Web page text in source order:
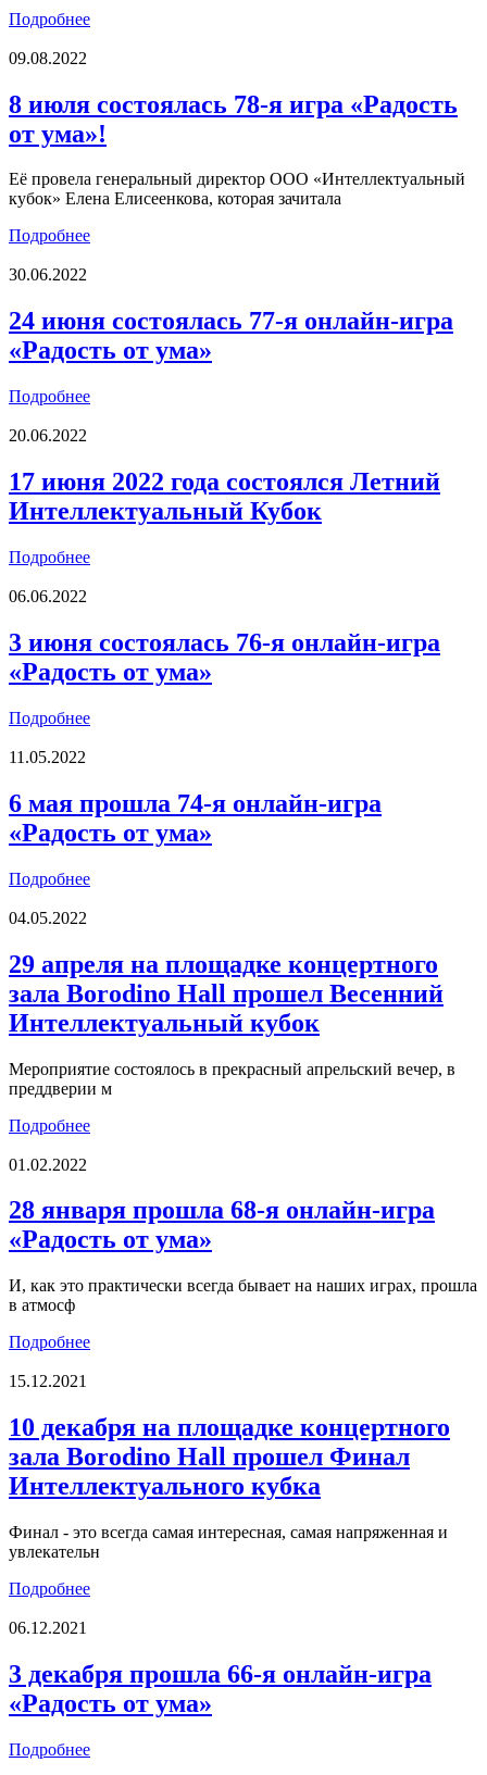
Подробнее
09.08.2022
8 июля состоялась 78-я игра «Радость
от ума»!
Её провела генеральный директор ООО «Интеллектуальный
кубок» Елена Елисеенкова, которая зачитала
Подробнее
30.06.2022
24 июня состоялась 77-я онлайн-игра
«Радость от ума»
Подробнее
20.06.2022
17 июня 2022 года состоялся Летний
Интеллектуальный Кубок
Подробнее
06.06.2022
3 июня состоялась 76-я онлайн-игра
«Радость от ума»
Подробнее
11.05.2022
6 мая прошла 74-я онлайн-игра
«Радость от ума»
Подробнее
04.05.2022
29 апреля на площадке концертного
зала Borodino Hall прошел Весенний
Интеллектуальный кубок
Мероприятие состоялось в прекрасный апрельский вечер, в
преддверии м
Подробнее
01.02.2022
28 января прошла 68-я онлайн-игра
«Радость от ума»
И, как это практически всегда бывает на наших играх, прошла
в атмосф
Подробнее
15.12.2021
10 декабря на площадке концертного
зала Borodino Hall прошел Финал
Интеллектуального кубка
Финал - это всегда самая интересная, самая напряженная и
увлекательн
Подробнее
06.12.2021
3 декабря прошла 66-я онлайн-игра
«Радость от ума»
Подробнее